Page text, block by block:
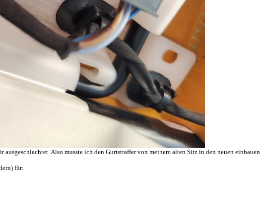
Also musste ich den Gurtstraffer von meinem alten Sitz in den neuen
für: